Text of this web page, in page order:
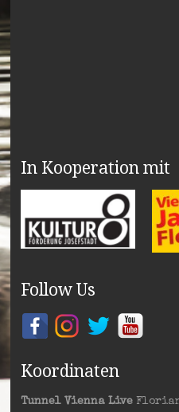
In Kooperation mit
Follow Us
Koordinaten
Tunnel Vienna Live